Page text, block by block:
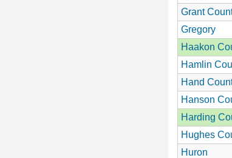
Grant
Gregory
Haakon
Hamlin
Hand
Hanson
Harding
Hughes
Huron